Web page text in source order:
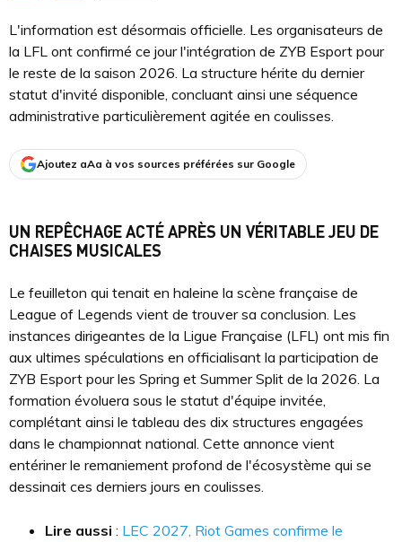
L'information est désormais officielle. Les organisateurs de
la LFL ont confirmé ce jour l'intégration de ZYB Esport pour
le reste de la saison 2026. La structure hérite du dernier
statut d'invité disponible, concluant ainsi une séquence
administrative particulièrement agitée en coulisses.
Ajoutez aAa à vos sources préférées sur Google
UN REPÊCHAGE ACTÉ APRÈS UN VÉRITABLE JEU DE
CHAISES MUSICALES
Le feuilleton qui tenait en haleine la scène française de
League of Legends vient de trouver sa conclusion. Les
instances dirigeantes de la Ligue Française (LFL) ont mis fin
aux ultimes spéculations en officialisant la participation de
ZYB Esport pour les Spring et Summer Split de la 2026. La
formation évoluera sous le statut d'équipe invitée,
complétant ainsi le tableau des dix structures engagées
dans le championnat national. Cette annonce vient
entériner le remaniement profond de l'écosystème qui se
dessinait ces derniers jours en coulisses.
Lire aussi : LEC 2027, Riot Games confirme le